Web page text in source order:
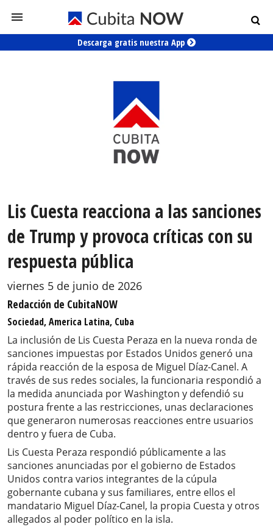
Descarga gratis nuestra App
Lis Cuesta reacciona a las sanciones
de Trump y provoca críticas con su
respuesta pública
viernes 5 de junio de 2026
Redacción de CubitaNOW
Sociedad, America Latina, Cuba
La inclusión de Lis Cuesta Peraza en la nueva ronda de
sanciones impuestas por Estados Unidos generó una
rápida reacción de la esposa de Miguel Díaz-Canel. A
través de sus redes sociales, la funcionaria respondió a
la medida anunciada por Washington y defendió su
postura frente a las restricciones, unas declaraciones
que generaron numerosas reacciones entre usuarios
dentro y fuera de Cuba.
Lis Cuesta Peraza respondió públicamente a las
sanciones anunciadas por el gobierno de Estados
Unidos contra varios integrantes de la cúpula
gobernante cubana y sus familiares, entre ellos el
mandatario Miguel Díaz-Canel, la propia Cuesta y otros
allegados al poder político en la isla.